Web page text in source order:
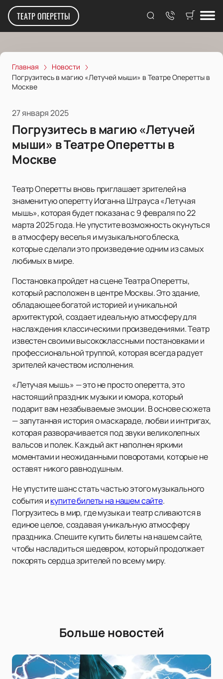
ТЕАТР ОПЕРЕТТЫ
Главная
Новости
Погрузитесь в магию «Летучей мыши» в Театре Оперетты в
Москве
27 января 2025
Погрузитесь в магию «Летучей
мыши» в Театре Оперетты в
Москве
Театр Оперетты вновь приглашает зрителей на
знаменитую оперетту Иоганна Штрауса «Летучая
мышь», которая будет показана с 9 февраля по 22
марта 2025 года. Не упустите возможность окунуться
в атмосферу веселья и музыкального блеска,
которые сделали это произведение одним из самых
любимых в мире.
Постановка пройдет на сцене Театра Оперетты,
который расположен в центре Москвы. Это здание,
обладающее богатой историей и уникальной
архитектурой, создает идеальную атмосферу для
наслаждения классическими произведениями. Театр
известен своими высококлассными постановками и
профессиональной труппой, которая всегда радует
зрителей качеством исполнения.
«Летучая мышь» — это не просто оперетта, это
настоящий праздник музыки и юмора, который
подарит вам незабываемые эмоции. В основе сюжета
— запутанная история о маскараде, любви и интригах,
которая разворачивается под звуки великолепных
вальсов и полек. Каждый акт наполнен яркими
моментами и неожиданными поворотами, которые не
оставят никого равнодушным.
Не упустите шанс стать частью этого музыкального
события икупите билеты на нашем сайте.
Погрузитесь в мир, где музыка и театр сливаются в
единое целое, создавая уникальную атмосферу
праздника. Спешите купить билеты на нашем сайте,
чтобы насладиться шедевром, который продолжает
покорять сердца зрителей по всему миру.
Больше новостей